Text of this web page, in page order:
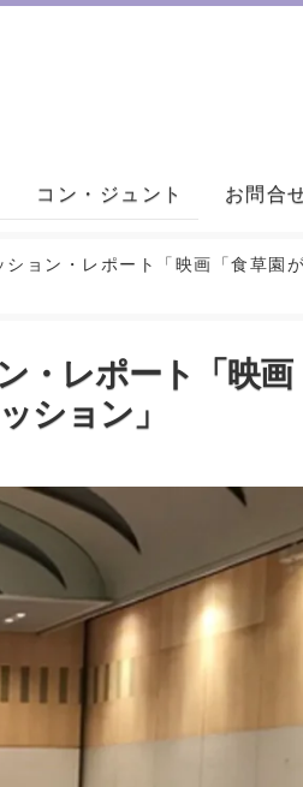
コン・ジュント お問合
ョン・レポート「映画「食草園
・レポート「映画
ション」